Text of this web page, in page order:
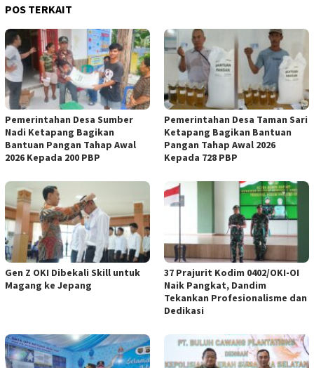
POS TERKAIT
Pemerintahan Desa Sumber
Nadi Ketapang Bagikan
Bantuan Pangan Tahap Awal
2026 Kepada 200 PBP
Pemerintahan Desa Taman Sari
Ketapang Bagikan Bantuan
Pangan Tahap Awal 2026
Kepada 728 PBP
Gen Z OKI Dibekali Skill untuk
Magang ke Jepang
37 Prajurit Kodim 0402/OKI-OI
Naik Pangkat, Dandim
Tekankan Profesionalisme dan
Dedikasi